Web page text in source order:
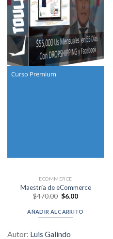
Curso Premium
ECOMMERCE
Maestría de eCommerce
$470.00 Original
was:
$470.00.
$6.00Current
is:
$6.00.
AÑADIR AL CARRITO
Autor: Luis Galindo